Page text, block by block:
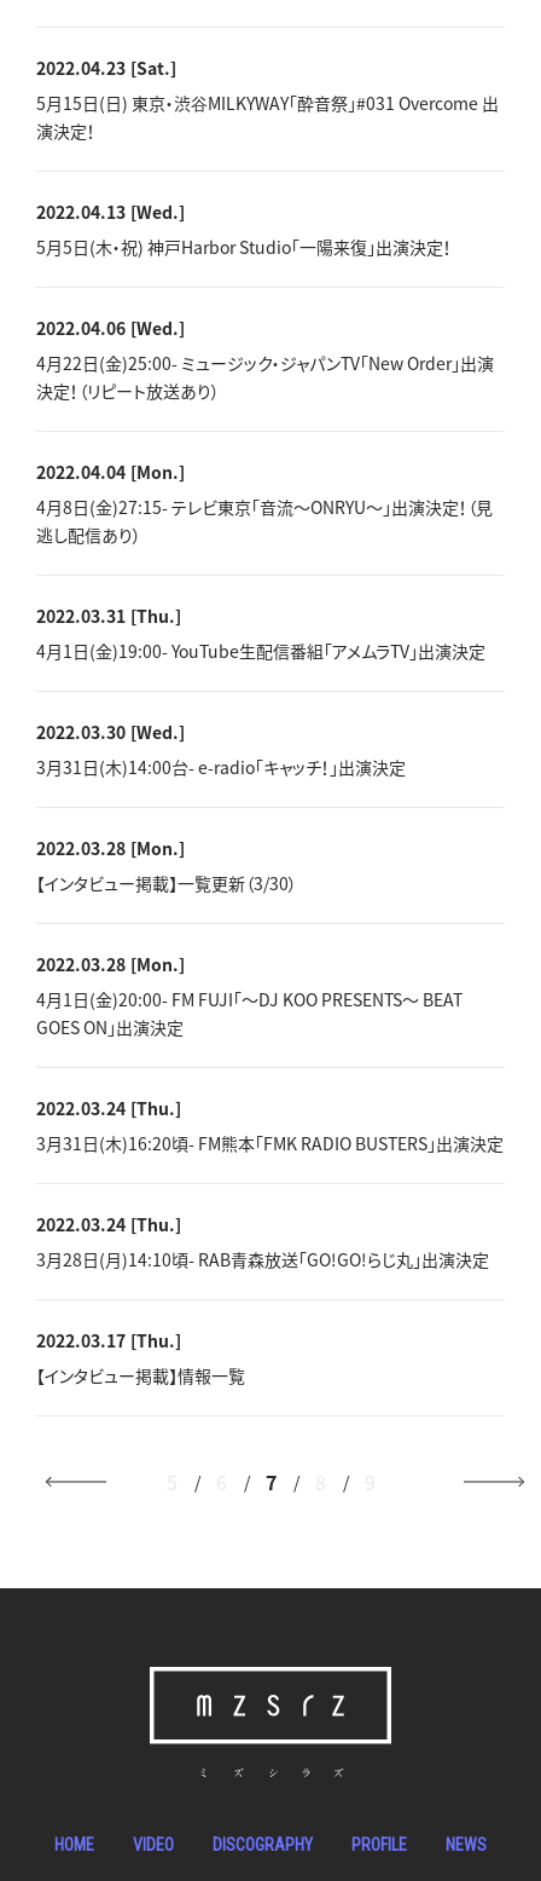
2022.04.23 [Sat.]
5月15日(日) 東京・渋谷MILKYWAY「酔音祭」#031 Overcome 出
演決定！
2022.04.13 [Wed.]
5月5日(木・祝) 神戸Harbor Studio「一陽来復」出演決定！
2022.04.06 [Wed.]
4月22日(金)25:00- ミュージック・ジャパンTV「New Order」出演
決定！（リピート放送あり）
2022.04.04 [Mon.]
4月8日(金)27:15- テレビ東京「音流～ONRYU～」出演決定！（見
逃し配信あり）
2022.03.31 [Thu.]
4月1日(金)19:00- YouTube生配信番組「アメムラTV」出演決定
2022.03.30 [Wed.]
3月31日(木)14:00台- e-radio「キャッチ！」出演決定
2022.03.28 [Mon.]
【インタビュー掲載】一覧更新（3/30）
2022.03.28 [Mon.]
4月1日(金)20:00- FM FUJI「～DJ KOO PRESENTS～ BEAT
GOES ON」出演決定
2022.03.24 [Thu.]
3月31日(木)16:20頃- FM熊本「FMK RADIO BUSTERS」出演決定
2022.03.24 [Thu.]
3月28日(月)14:10頃- RAB青森放送「GO!GO!らじ丸」出演決定
2022.03.17 [Thu.]
【インタビュー掲載】情報一覧
5 6 7 8 9
HOME VIDEO DISCOGRAPHY PROFILE NEWS